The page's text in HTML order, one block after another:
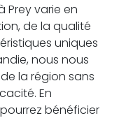
Prey varie en
de la qualité
uniques
nous nous
la région sans
En
bénéficier